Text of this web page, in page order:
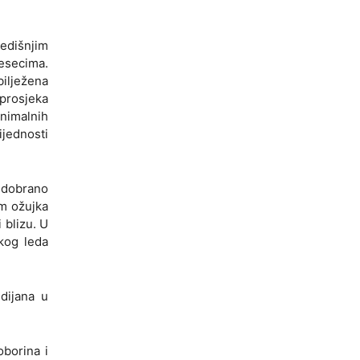
ožujka
blizu. U
leda
u
i